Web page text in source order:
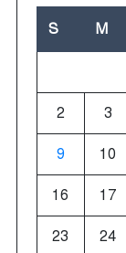
S M
2 3
9 10
16 17
23 24